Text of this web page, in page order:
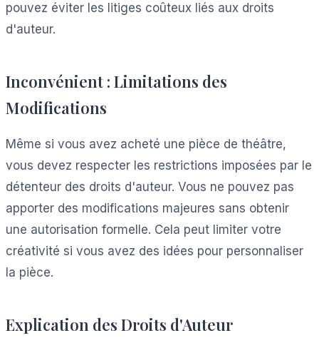
pouvez éviter les litiges coûteux liés aux droits
d'auteur.
Inconvénient : Limitations des
Modifications
Même si vous avez acheté une pièce de théâtre,
vous devez respecter les restrictions imposées par le
détenteur des droits d'auteur. Vous ne pouvez pas
apporter des modifications majeures sans obtenir
une autorisation formelle. Cela peut limiter votre
créativité si vous avez des idées pour personnaliser
la pièce.
Explication des Droits d'Auteur